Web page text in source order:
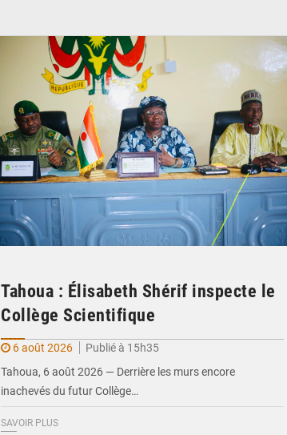
Tahoua : Élisabeth Shérif inspecte le
Collège Scientifique
6 août 2026
Publié à 15h35
Tahoua, 6 août 2026 — Derrière les murs encore
inachevés du futur Collège…
SAVOIR PLUS